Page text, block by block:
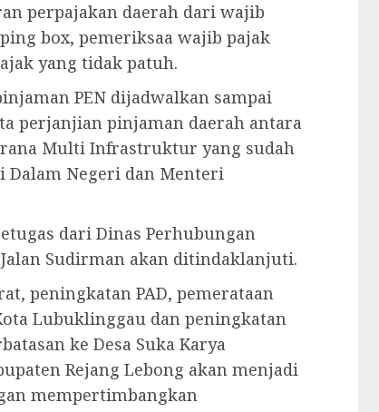
perpajakan daerah dari wajib
box, pemeriksaa wajib pajak
yang tidak patuh.
PEN dijadwalkan sampai
perjanjian pinjaman daerah antara
Multi Infrastruktur yang sudah
Negeri dan Menteri
dari Dinas Perhubungan
Sudirman akan ditindaklanjuti.
peningkatan PAD, pemerataan
Lubuklinggau dan peningkatan
ke Desa Suka Karya
Rejang Lebong akan menjadi
mempertimbangkan